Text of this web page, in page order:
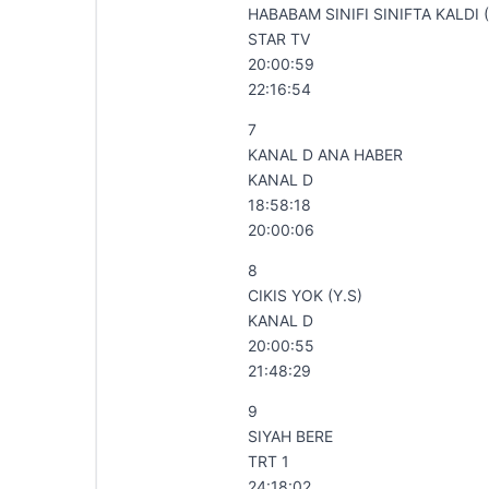
HABABAM SINIFI SINIFTA KALDI
STAR TV
20:00:59
22:16:54
7
KANAL D ANA HABER
KANAL D
18:58:18
20:00:06
8
CIKIS YOK (Y.S)
KANAL D
20:00:55
21:48:29
9
SIYAH BERE
TRT 1